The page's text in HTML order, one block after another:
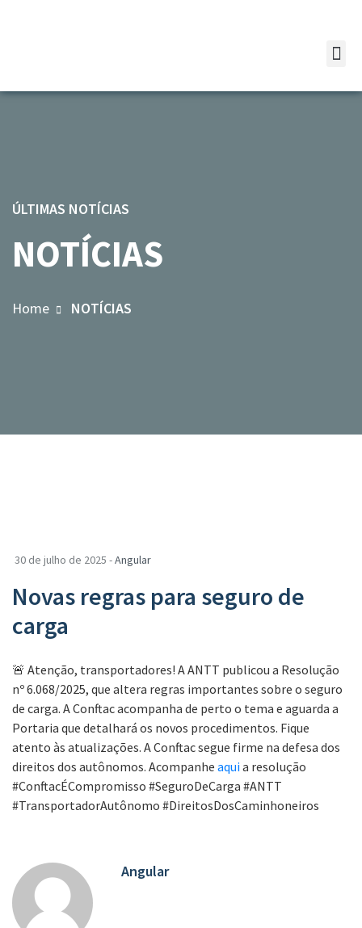
ÚLTIMAS NOTÍCIAS
NOTÍCIAS
Home NOTÍCIAS
30 de julho de 2025 -Angular
Novas regras para seguro de
carga
🚨 Atenção, transportadores! A ANTT publicou a Resolução
nº 6.068/2025, que altera regras importantes sobre o seguro
de carga. A Conftac acompanha de perto o tema e aguarda a
Portaria que detalhará os novos procedimentos. Fique
atento às atualizações. A Conftac segue firme na defesa dos
direitos dos autônomos. Acompanhe aquia resolução
#ConftacÉCompromisso #SeguroDeCarga #ANTT
#TransportadorAutônomo #DireitosDosCaminhoneiros
Angular